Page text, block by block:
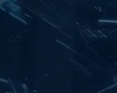
Cutting-